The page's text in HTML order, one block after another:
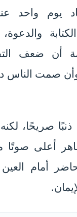
يوم واحد
أن ضعف
صمت الناس
صريحًا،
أعلى صوتًا
أمام